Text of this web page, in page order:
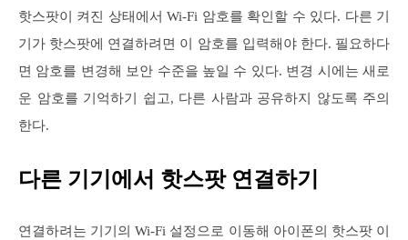
핫스팟이 켜진 상태에서 Wi-Fi 암호를 확인할 수 있다. 다른 기
기가 핫스팟에 연결하려면 이 암호를 입력해야 한다. 필요하다
면 암호를 변경해 보안 수준을 높일 수 있다. 변경 시에는 새로
운 암호를 기억하기 쉽고, 다른 사람과 공유하지 않도록 주의
한다.
다른 기기에서 핫스팟 연결하기
연결하려는 기기의 Wi-Fi 설정으로 이동해 아이폰의 핫스팟 이